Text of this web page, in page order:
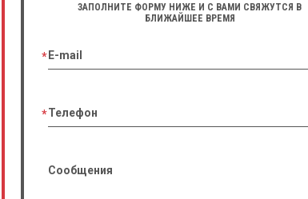
ЗАПОЛНИТЕ ФОРМУ НИЖЕ И С ВАМИ СВЯЖУТСЯ В
БЛИЖАЙШЕЕ ВРЕМЯ
E-mail
Телефон
Сообщения